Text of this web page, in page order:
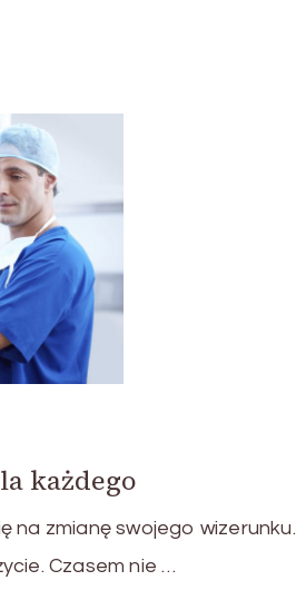
każdego
na zmianę swojego wizerunku.
Czasem nie …